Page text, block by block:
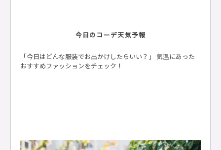
今日のコーデ天気予報
「今日はどんな服装でお出かけしたらいい？」 気温にあった
おすすめファッションをチェック！